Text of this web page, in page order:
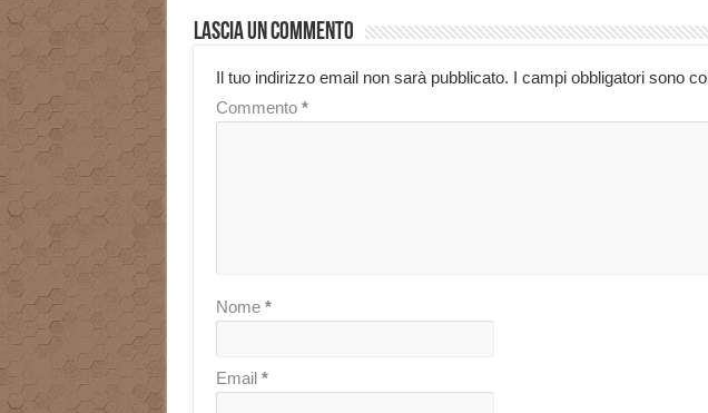
Lascia un commento
Il tuo indirizzo email non sarà pubblicato. I campi obbligatori sono
Commento *
Nome *
Email *